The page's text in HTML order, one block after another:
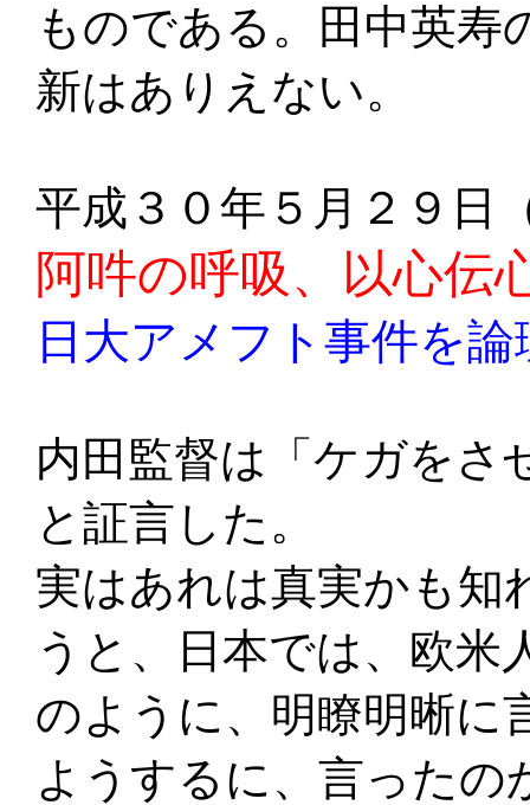
ものである。田中英寿
新はありえない。
平成３０年５月２９日
阿吽の呼吸、以心伝
日大アメフト事件を
内田監督は「ケガをさ
と証言した。
実はあれは真実かも知
うと、日本では、欧米
のように、明瞭明晰に
ようするに、言ったの